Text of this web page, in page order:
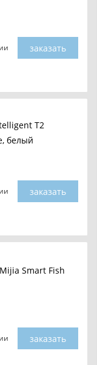
заказать
T2
белый
заказать
Smart Fish
заказать